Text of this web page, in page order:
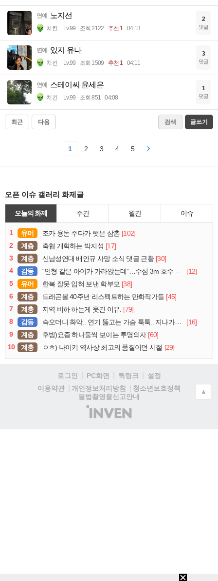
연예 노지선
치킨 Lv.99 조회 2122 추천 1 04:13
2
댓글
연예 있지 유나
치킨 Lv.99 조회 1509 추천 1 04:11
3
댓글
연예 스테이씨 윤세은
치킨 Lv.99 조회 851 04:08
1
댓글
최근 다음 검색 글쓰기
1 2 3 4 5
오픈 이슈 갤러리 화제글
오늘의 화제 주간 월간 이슈
1 유머 조카 용돈 주다가 뺏은 삼촌 [102]
2
계층 축협 개혁하는 박지성 [17]
3
계층 신남성연대 배인규 사망 소식 댓글 근황 [30]
4
감동 “인형 같은 아이가 가라앉는데”…수심 3m 호수 뛰어든 60대 의인
[12]
5
유머 한복 잘못 입혀 보낸 학부모 [38]
6
계층 드래곤볼 40주년 리스펙트하는 만화작가들 [45]
7
계층 지역 비하 하는게 웃긴 이유. [79]
8
감동 슥오더니 촤악.. 연기 뚫고는 가슴 툭툭.. 지나가던 아재의 정체
[16]
9
계층 후방)요즘 하나둘씩 보이는 투명의자 [60]
10
계층 ㅇㅎ) 나이키 역사상 최고의 품질이던 시절 [29]
로그인 PC화면 퀵링크
설정
이용약관
개인정보처리방침
청소년보호정책
불법촬영물신고안내
(주)
인
▲